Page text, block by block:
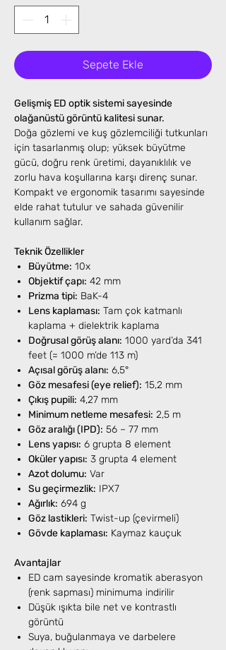
Sepete Ekle
Gelişmiş ED optik sistemi sayesinde
olağanüstü görüntü kalitesi sunar.
Doğa gözlemi ve kuş gözlemciliği tutkunları
için tasarlanmış olup; yüksek büyütme
gücü, doğru renk üretimi, dayanıklılık ve
zorlu hava koşullarına karşı direnç sunar.
Kompakt ve ergonomik tasarımı sayesinde
elde rahat tutulur ve sahada güvenilir
kullanım sağlar.
Teknik Özellikler
Büyütme: 10x
Objektif çapı: 42 mm
Prizma tipi: BaK-4
Lens kaplaması: Tam çok katmanlı
kaplama + dielektrik kaplama
Doğrusal görüş alanı: 1000 yard’da 341
feet (≈ 1000 m’de 113 m)
Açısal görüş alanı: 6,5°
Göz mesafesi (eye relief): 15,2 mm
Çıkış pupili: 4,27 mm
Minimum netleme mesafesi: 2,5 m
Göz aralığı (IPD): 56 – 77 mm
Lens yapısı: 6 grupta 8 element
Oküler yapısı: 3 grupta 4 element
Azot dolumu: Var
Su geçirmezlik: IPX7
Ağırlık: 694 g
Göz lastikleri: Twist-up (çevirmeli)
Gövde kaplaması: Kaymaz kauçuk
Avantajlar
ED cam sayesinde kromatik aberasyon
(renk sapması) minimuma indirilir
Düşük ışıkta bile net ve kontrastlı
görüntü
Suya, buğulanmaya ve darbelere